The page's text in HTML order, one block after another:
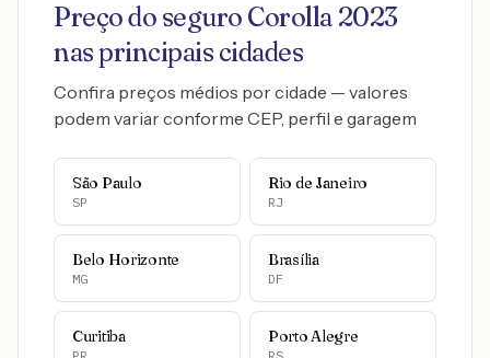
Preço do seguro Corolla 2023
nas principais cidades
Confira preços médios por cidade — valores
podem variar conforme CEP, perfil e garagem
São Paulo
SP
Rio de Janeiro
RJ
Belo Horizonte
MG
Brasília
DF
Curitiba Porto Alegre